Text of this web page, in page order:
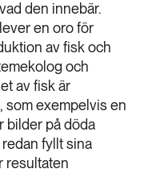
den innebär.
en oro för
av fisk och
och
av fisk är
som exempelvis en
bilder på döda
fyllt sina
resultaten